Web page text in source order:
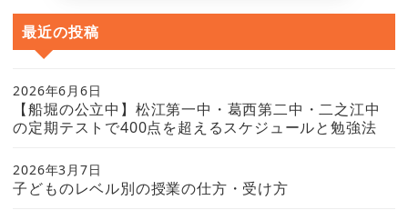
最近の投稿
【船堀の公立中】松江第一中・葛西第二中・二之江中
の定期テストで400点を超えるスケジュールと勉強法
2026年6月6日
子どものレベル別の授業の仕方・受け方
2026年3月7日